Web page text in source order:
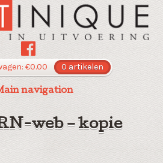
€0.00 0 artikelen
navigation
web – kopie